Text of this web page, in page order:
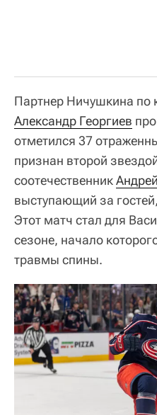
Партнер Ничушкина по
Александр Георгиев
отметился 37
признан второй
соотечественник
выступающий за
Этот матч стал для
сезоне, начало
травмы спины.